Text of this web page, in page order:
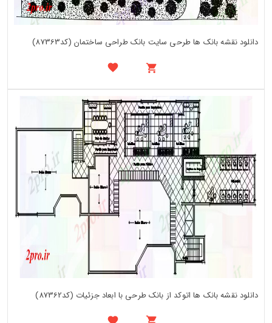
دانلود نقشه بانک ها طرحی سایت بانک طراحی ساختمان (کد87363)
دانلود نقشه بانک ها اتوکد از بانک طرحی با ابعاد جزئیات (کد87362)